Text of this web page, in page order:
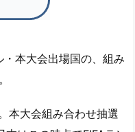
本大会出場国の、組み
本大会組み合わせ抽選